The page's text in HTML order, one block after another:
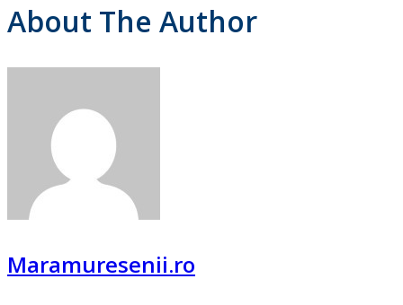
About The Author
Maramuresenii.ro